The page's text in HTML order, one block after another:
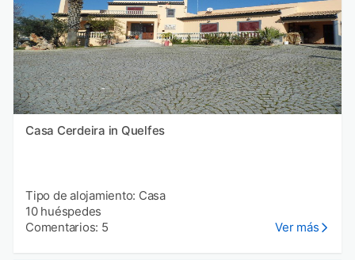
Casa Cerdeira in Quelfes
Tipo de alojamiento: Casa
10 huéspedes
Comentarios: 5
Ver más